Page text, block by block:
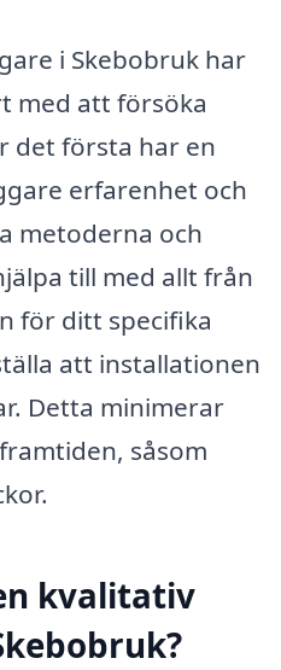
i Skebobruk har
med att försöka
det första har en
erfarenhet och
metoderna och
till med allt från
för ditt specifika
att installationen
Detta minimerar
såsom
kvalitativ